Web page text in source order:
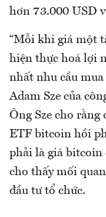
hơn 73.000 USD
“Mỗi khi giá một
hiện thực hoá lợi
nhất nhu cầu mua
Adam Sze của
Ông Sze cho rằng
ETF bitcoin hồi
phải là giá bitcoin
cho thấy mối
đầu tư tổ chức.